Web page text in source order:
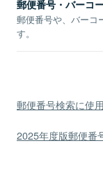
郵便番号・バーコ
郵便番号や、バーコ
す。
郵便番号検索に使
2025年度版郵便番